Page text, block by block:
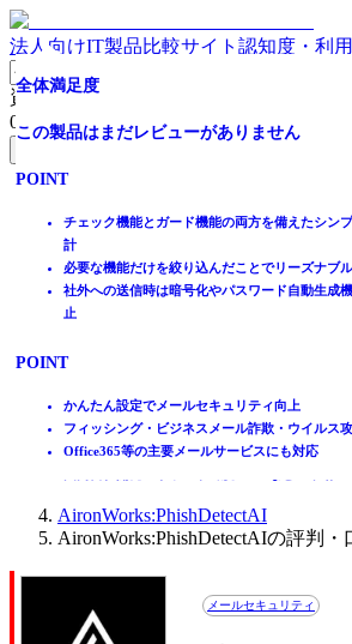
法人向けIT製品比較サイト 認知度・利
資料請求リスト
0件
製品を探す
ランキングから探す
記事を読む
はじめての方へ
掲載について
動画で学ぶ
IT製品比較TOP
AironWorks:PhishDetectAI
AironWorks:PhishDetectAIの評判・
メールセキュリティ
[導入実績1,400社以上]クラウド型メールセキ
全体満足度
☆☆☆☆☆
POINT
多層フィルタによってあらゆる脅威を強力ブロッ
脅威対策と誤送信対策をワンストップに実現
Microsoft 365 と連携し、セキュリティ機能を強化
[中小企業向け]料金そのままメールセキュリ
全体満足度
☆☆☆☆☆
POINT
料金そのままでMicrosoft 365のメールセキュリ
うっかりミスによる誤送信はメール取り消し機
Microsoft 365 障害発生時もメール送受信を継続
クラウド型メールセキュリティサービス
全体満足度
☆☆☆☆☆
POINT
最新の脅威から会社を守る！アンチスパム・ウイ
選べる機能でメールセキュリティを万全に
お使いのメールサーバはそのままにゲートウェイ
[メールセキュリティの最適解！]
全体満足度
☆☆☆☆☆
POINT
クラウド時代のセキュリティへ最適解！安心・
高度なフィルタリング機能！どんなセキュリテ
現
管理者、従業員に負担をかけないフィッシン
全体満足度
☆☆☆☆☆
POINT
AIでビジネスメール詐欺の常套手段のなりすまし
不審メール報告機能ですり抜けた後の対処を自
APIを用いて簡単にMicrosoft 365やGoogle
独自AI技術で迷惑メールを撃退！スパム撃退
全体満足度
☆☆☆☆☆
POINT
かんたん設定でメールセキュリティ向上
フィッシング・ビジネスメール詐欺・ウイルス
Office365等の主要メールサービスにも対応
全体満足度
この製品はまだレビューがありません
POINT
高度なマルチレイヤーセキュリティで受信・送
お客様の受信トレイに届く前にEメールベースの
柔軟な設定であらゆるEメール環境に導入できる
全体満足度
この製品はまだレビューがありません
POINT
チェック機能とガード機能の両方を備えたシン
計
必要な機能だけを絞り込んだことでリーズナブ
社外への送信時は暗号化やパスワード自動生成
止